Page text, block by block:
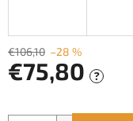
€106,10 –28 %
€75,80 ?
cena: